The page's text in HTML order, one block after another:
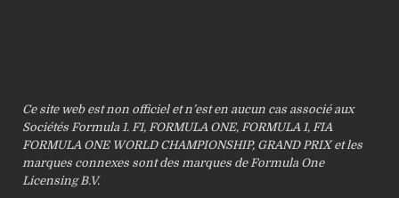
Ce site web est non officiel et n’est en aucun cas associé aux
Sociétés Formula 1. F1, FORMULA ONE, FORMULA 1, FIA
FORMULA ONE WORLD CHAMPIONSHIP, GRAND PRIX et les
marques connexes sont des marques de Formula One
Licensing B.V.